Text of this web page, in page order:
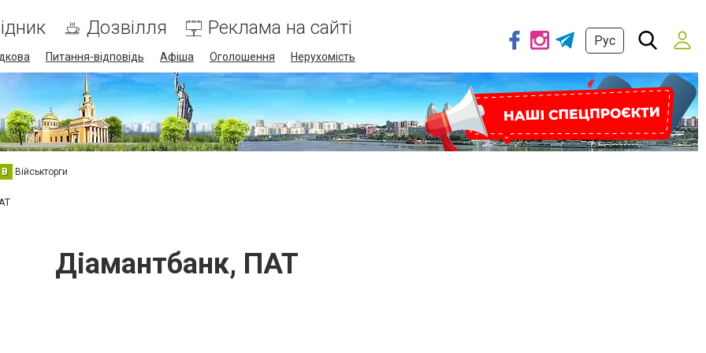
Дозвілля Реклама на сайті
Питання-відповідь Афіша Оголошення Нерухомість
Рус
В Військторги
Діамантбанк, ПАТ